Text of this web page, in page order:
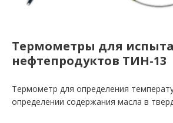
Термометры для
нефтепродуктов ТИН-13
Термометр для определения
определении содержания масла в